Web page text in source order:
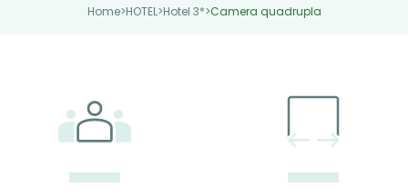
Home>HOTEL>Hotel 3*>Camera quadrupla